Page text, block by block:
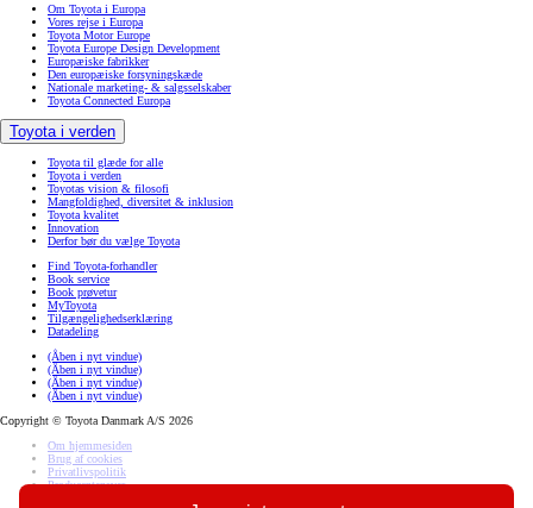
Om Toyota i Europa
Vores rejse i Europa
Toyota Motor Europe
Toyota Europe Design Development
Europæiske fabrikker
Den europæiske forsyningskæde
Nationale marketing- & salgsselskaber
Toyota Connected Europa
Toyota i verden
Toyota til glæde for alle
Toyota i verden
Toyotas vision & filosofi
Mangfoldighed, diversitet & inklusion
Toyota kvalitet
Innovation
Derfor bør du vælge Toyota
Find Toyota-forhandler
Book service
Book prøvetur
MyToyota
Tilgængelighedserklæring
Datadeling
(Åben i nyt vindue)
(Åben i nyt vindue)
(Åben i nyt vindue)
(Åben i nyt vindue)
Copyright © Toyota Danmark A/S 2026
Om hjemmesiden
Brug af cookies
Privatlivspolitik
Producentansvar